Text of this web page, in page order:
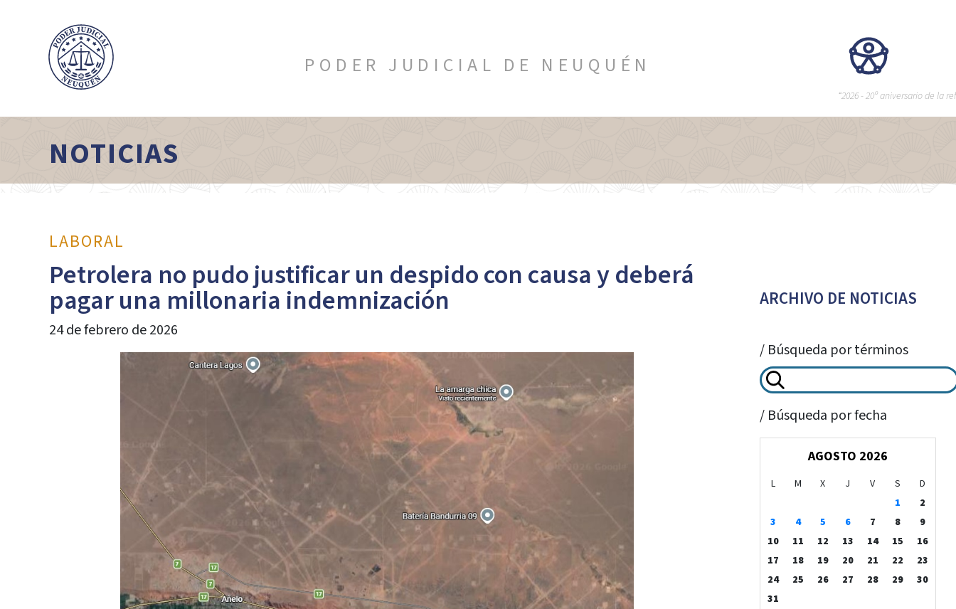
PODER JUDICIAL DE NEUQUÉN
“2026 - 20º aniversario de la
NOTICIAS
LABORAL
Petrolera no pudo justificar un despido con causa y deberá
pagar una millonaria indemnización
24 de febrero de 2026
ARCHIVO DE NOTICIAS
/ Búsqueda por términos
/ Búsqueda por fecha
AGOSTO 2026
L M X J V S
D
1
2
3
4 5 6 7 8
9
10
11 12 13 14 15
16
17
18 19 20 21 22
23
24
25 26 27 28 29
30
31